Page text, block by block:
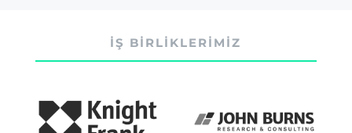
İŞ BİRLİKLERİMİZ